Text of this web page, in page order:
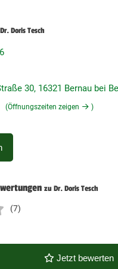
Doris Tesch
30, 16321 Bernau bei
(Öffnungszeiten zeigen )
zu Dr. Doris Tesch
(7)
Jetzt bewerten